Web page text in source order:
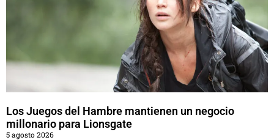
Los Juegos del Hambre mantienen un negocio
millonario para Lionsgate
5 agosto 2026